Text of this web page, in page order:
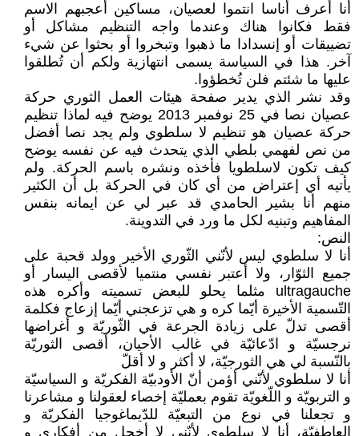
أنا أعرف أناسا انتموا لعصيان، مساكين أعجبهم الاسم
فقط فكانوا هناك وعندما واجه التنظيم مشاكل أو
تضييقات أو إنسدادا ما ذهبوا وتبخروا أو بحثوا عن شيء
آخر. هذا في السياسة يسمى انتهازية ولكم أن تُطلقوا
عليها ما شئتم فلن تُخطؤوا.
وقد نشر الذي يدير صفحة هيئات العمل الثوري حركة
عصيان نصا في 25 نوفمبر 2013 يوضح فيه لماذا تنظيم
حركة عصيان هو تنظيم لا سلطوي ولم يجد نصا أفضل
من نص لفهمي بلطي الذي يتحدث فيه عن نفسه يوضح
كيف تكون لاسلطويا فأخذه ونشره باسم الحركة. ولم
يأتيه أي إعتراض من أي كان في الحركة بل أن الكثير
منهم أنا بشير الحامدي قد عبر لي عن ايمانه بنفس
المفاهيم وتبنيه لكل ما ورد في التدوينة.
النص:
أنا لا سلطوي ليس لأنّني الثّوري الأخير وولد قحبة على
جميع الثوّار، ولا أعتبر نفسي منتميا لأقصى اليسار أو
ultragauche مثلما يحلو للبعض تسميته وأكره هذه
التّسمية الأخيرة أيّما كره و هي تزعجني أيّما إزعاج فكلمة
أقصى تدلّ على زيادة الجرعة في الثّوريّة و أغراضها
نرجسيّة و ادّعائيّة في غالب الأحيان، أقصى الثوريّة
بالنّسبة لي هي الثورجيّة، لا أكثر و لا أقلّ
أنا لا سلطوي لأنّني أؤمن أنّ الأودبيّة الفكريّة و السياسيّة
و التربويّة و اللّغويّة تقوم بعمليّة إخصاء لعقولنا و مشاعرنا
و تجعلنا في نوع من التبعيّة للدّيماغوجيا الفكريّة و
العاطفيّة، أنا لا سلطوي لأنّني لا أخجل من أفكاري و